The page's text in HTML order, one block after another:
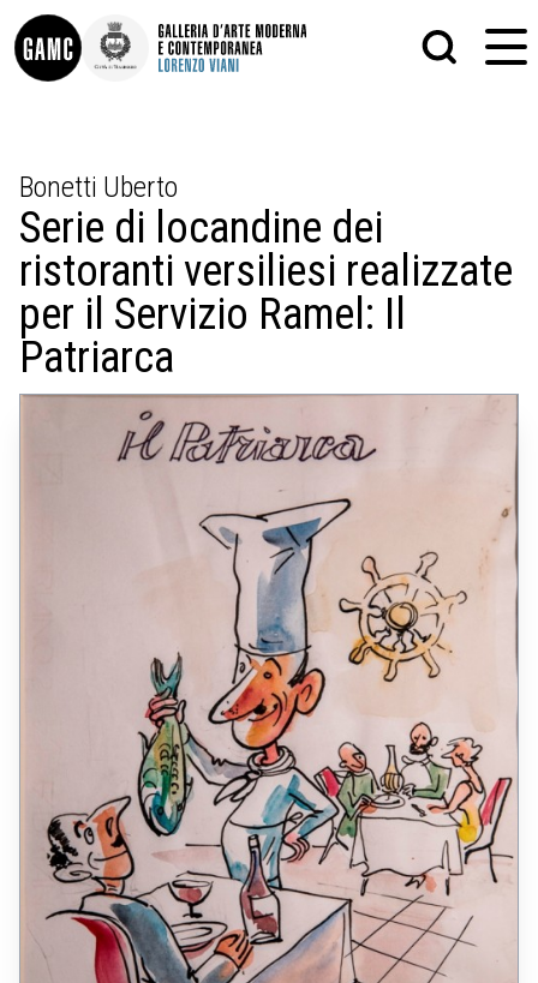
CONTATTI
DIDATTICA
SHOP
LE COLLEZIONI
GLI AUTORI
LORENZO VIANI
MOSTRE
SCULTURA
STAMPA
ALTRO
MATRICI XILOGRAFICHE
FOTOGRAFIA
Bonetti Uberto
Serie di locandine dei
ristoranti versiliesi realizzate
per il Servizio Ramel: Il
Patriarca